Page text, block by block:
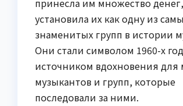
установила их как одну из
знаменитых групп в истории
Они стали символом 1960-х
источником вдохновения для
музыкантов и групп, которые
последовали за ними.